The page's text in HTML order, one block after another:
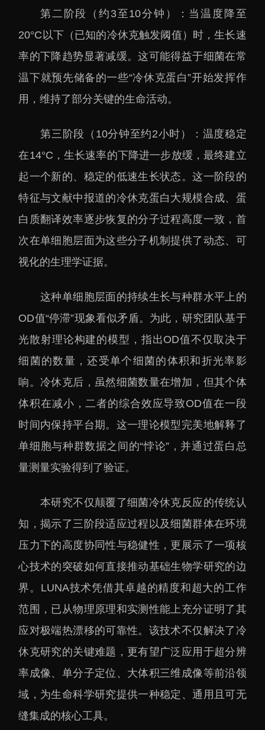
第二阶段（约3至10分钟）：当温度降至
20°C以下（已知的冷休克触发阈值）时，生长速
率的下降趋势显著减缓。这可能得益于细菌在常
温下就预先储备的一些“冷休克蛋白”开始发挥作
用，维持了部分关键的生命活动。
第三阶段（10分钟至约2小时）：温度稳定
在14°C，生长速率的下降进一步放缓，最终建立
起一个新的、稳定的低速生长状态。这一阶段的
特征与文献中报道的冷休克蛋白大规模合成、蛋
白质翻译效率逐步恢复的分子过程高度一致，首
次在单细胞层面为这些分子机制提供了动态、可
视化的生理学证据。
这种单细胞层面的持续生长与种群水平上的
OD值“停滞”现象看似矛盾。为此，研究团队基于
光散射理论构建的模型，指出OD值不仅取决于
细菌的数量，还受单个细菌的体积和折光率影
响。冷休克后，虽然细菌数量在增加，但其个体
体积在减小，二者的综合效应导致OD值在一段
时间内保持平台期。这一理论模型完美地解释了
单细胞与种群数据之间的“悖论”，并通过蛋白总
量测量实验得到了验证。
本研究不仅颠覆了细菌冷休克反应的传统认
知，揭示了三阶段适应过程以及细菌群体在环境
压力下的高度协同性与稳健性，更展示了一项核
心技术的突破如何直接推动基础生物学研究的边
界。LUNA技术凭借其卓越的精度和超大的工作
范围，已从物理原理和实测性能上充分证明了其
应对极端热漂移的可靠性。该技术不仅解决了冷
休克研究的关键难题，更有望广泛应用于超分辨
率成像、单分子定位、大体积三维成像等前沿领
域，为生命科学研究提供一种稳定、通用且可无
缝集成的核心工具。